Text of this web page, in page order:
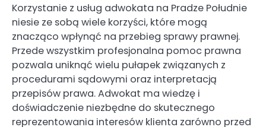
Korzystanie z usług adwokata na Pradze Południe
niesie ze sobą wiele korzyści, które mogą
znacząco wpłynąć na przebieg sprawy prawnej.
Przede wszystkim profesjonalna pomoc prawna
pozwala uniknąć wielu pułapek związanych z
procedurami sądowymi oraz interpretacją
przepisów prawa. Adwokat ma wiedzę i
doświadczenie niezbędne do skutecznego
reprezentowania interesów klienta zarówno przed